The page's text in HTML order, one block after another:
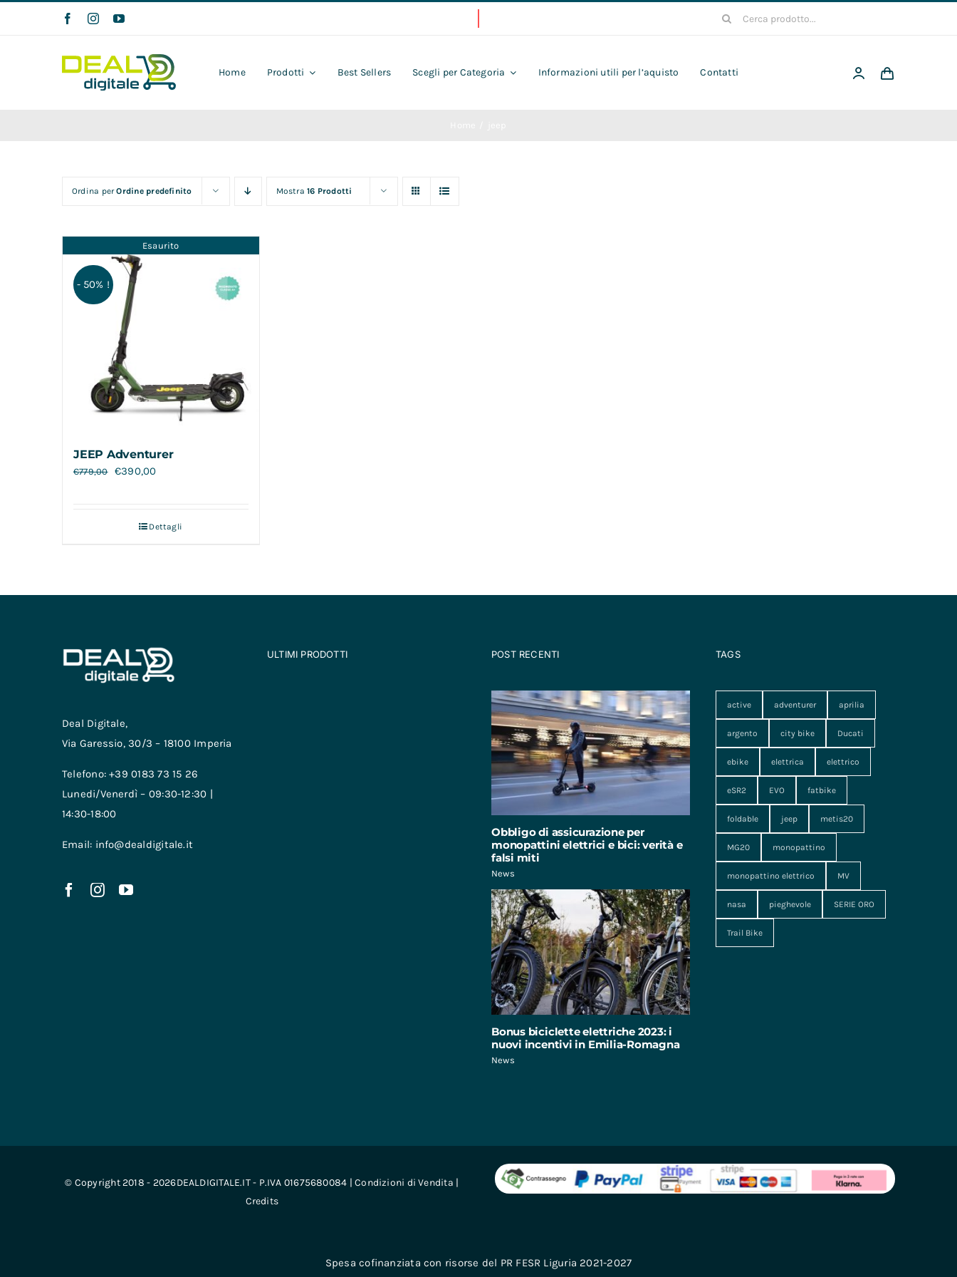
Cerca
Home Prodotti Best Sellers Scegli per Categoria Informazioni utili per l’aquisto Contatti
Ordina perOrdine predefinito Mostra16 Prodotti
Esaurito
- 50% !
JEEP Adventurer
€779,00 €390,00
Dettagli
Deal Digitale,
Via Garessio, 30/3 – 18100 Imperia
Telefono: +39 0183 73 15 26
Lunedi/Venerdì – 09:30-12:30 |
14:30-18:00
Email: info@dealdigitale.it
ULTIMI PRODOTTI POST RECENTI
Obbligo di assicurazione per
monopattini elettrici e bici: verità e
falsi miti
News
Bonus biciclette elettriche 2023: i
nuovi incentivi in Emilia-Romagna
News
TAGS
active adventurer aprilia
argento city bike Ducati
ebike elettrica elettrico
eSR2 EVO fatbike
foldable jeep metis20
MG20 monopattino
monopattino elettrico MV
nasa pieghevole SERIE ORO
Trail Bike
© Copyright 2018 - 2026DEALDIGITALE.IT - P.IVA 01675680084 |Condizioni di Vendita |
Credits
Spesa cofinanziata con risorse del PR FESR Liguria 2021-2027